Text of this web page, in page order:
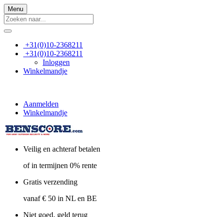
Menu
+31(0)10-2368211
+31(0)10-2368211
Inloggen
Winkelmandje
Aanmelden
Winkelmandje
Veilig en achteraf betalen
of in termijnen 0% rente
Gratis verzending
vanaf € 50 in NL en BE
Niet goed, geld terug